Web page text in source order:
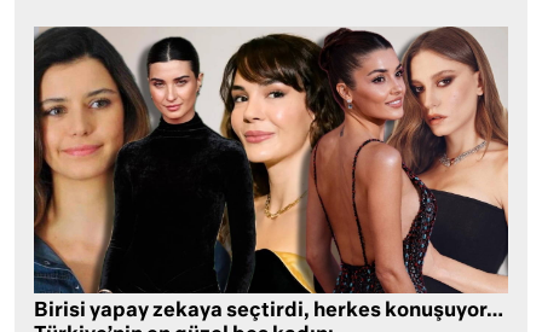
Birisi yapay zekaya seçtirdi, herkes konuşuyor…